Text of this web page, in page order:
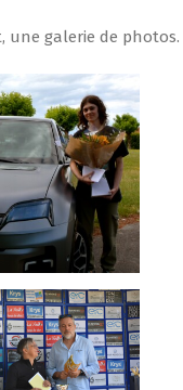
une galerie de photos.